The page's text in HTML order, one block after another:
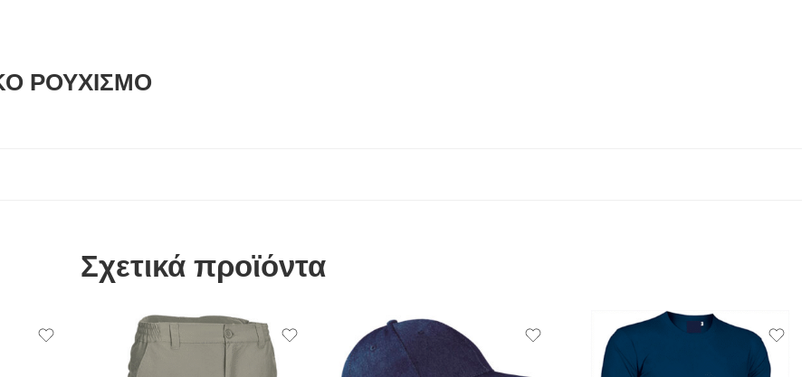
ΡΟΥΧΙΣΜΟ
Σχετικά προϊόντα